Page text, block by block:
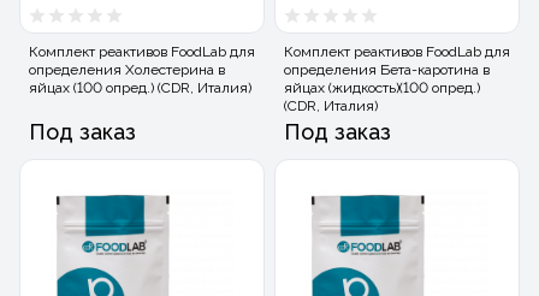
Комплект реактивов FoodLab для
определения Холестерина в
яйцах (100 опред.) (CDR, Италия)
Под заказ
Комплект реактивов FoodLab для
определения Бета-каротина в
яйцах (жидкость)(100 опред.)
(CDR, Италия)
Под заказ